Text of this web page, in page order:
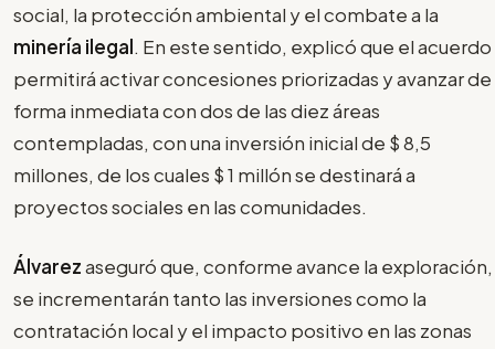
social, la protección ambiental y el combate a la
minería ilegal. En este sentido, explicó que el acuerdo
permitirá activar concesiones priorizadas y avanzar de
forma inmediata con dos de las diez áreas
contempladas, con una inversión inicial de $ 8,5
millones, de los cuales $ 1 millón se destinará a
proyectos sociales en las comunidades.
Álvarezaseguró que, conforme avance la exploración,
se incrementarán tanto las inversiones como la
contratación local y el impacto positivo en las zonas